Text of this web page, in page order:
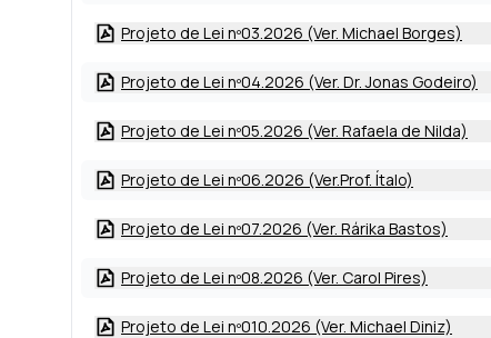
Projeto de Lei nº03.2026 (Ver. Michael Borges)
Projeto de Lei nº04.2026 (Ver. Dr. Jonas Godeiro)
Projeto de Lei nº05.2026 (Ver. Rafaela de Nilda)
Projeto de Lei nº06.2026 (Ver.Prof. Ítalo)
Projeto de Lei nº07.2026 (Ver. Rárika Bastos)
Projeto de Lei nº08.2026 (Ver. Carol Pires)
Projeto de Lei nº010.2026 (Ver. Michael Diniz)